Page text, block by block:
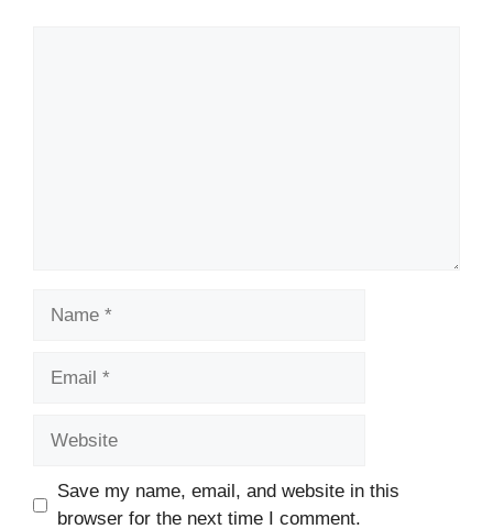
Save my name, email, and website in this
browser for the next time I comment.